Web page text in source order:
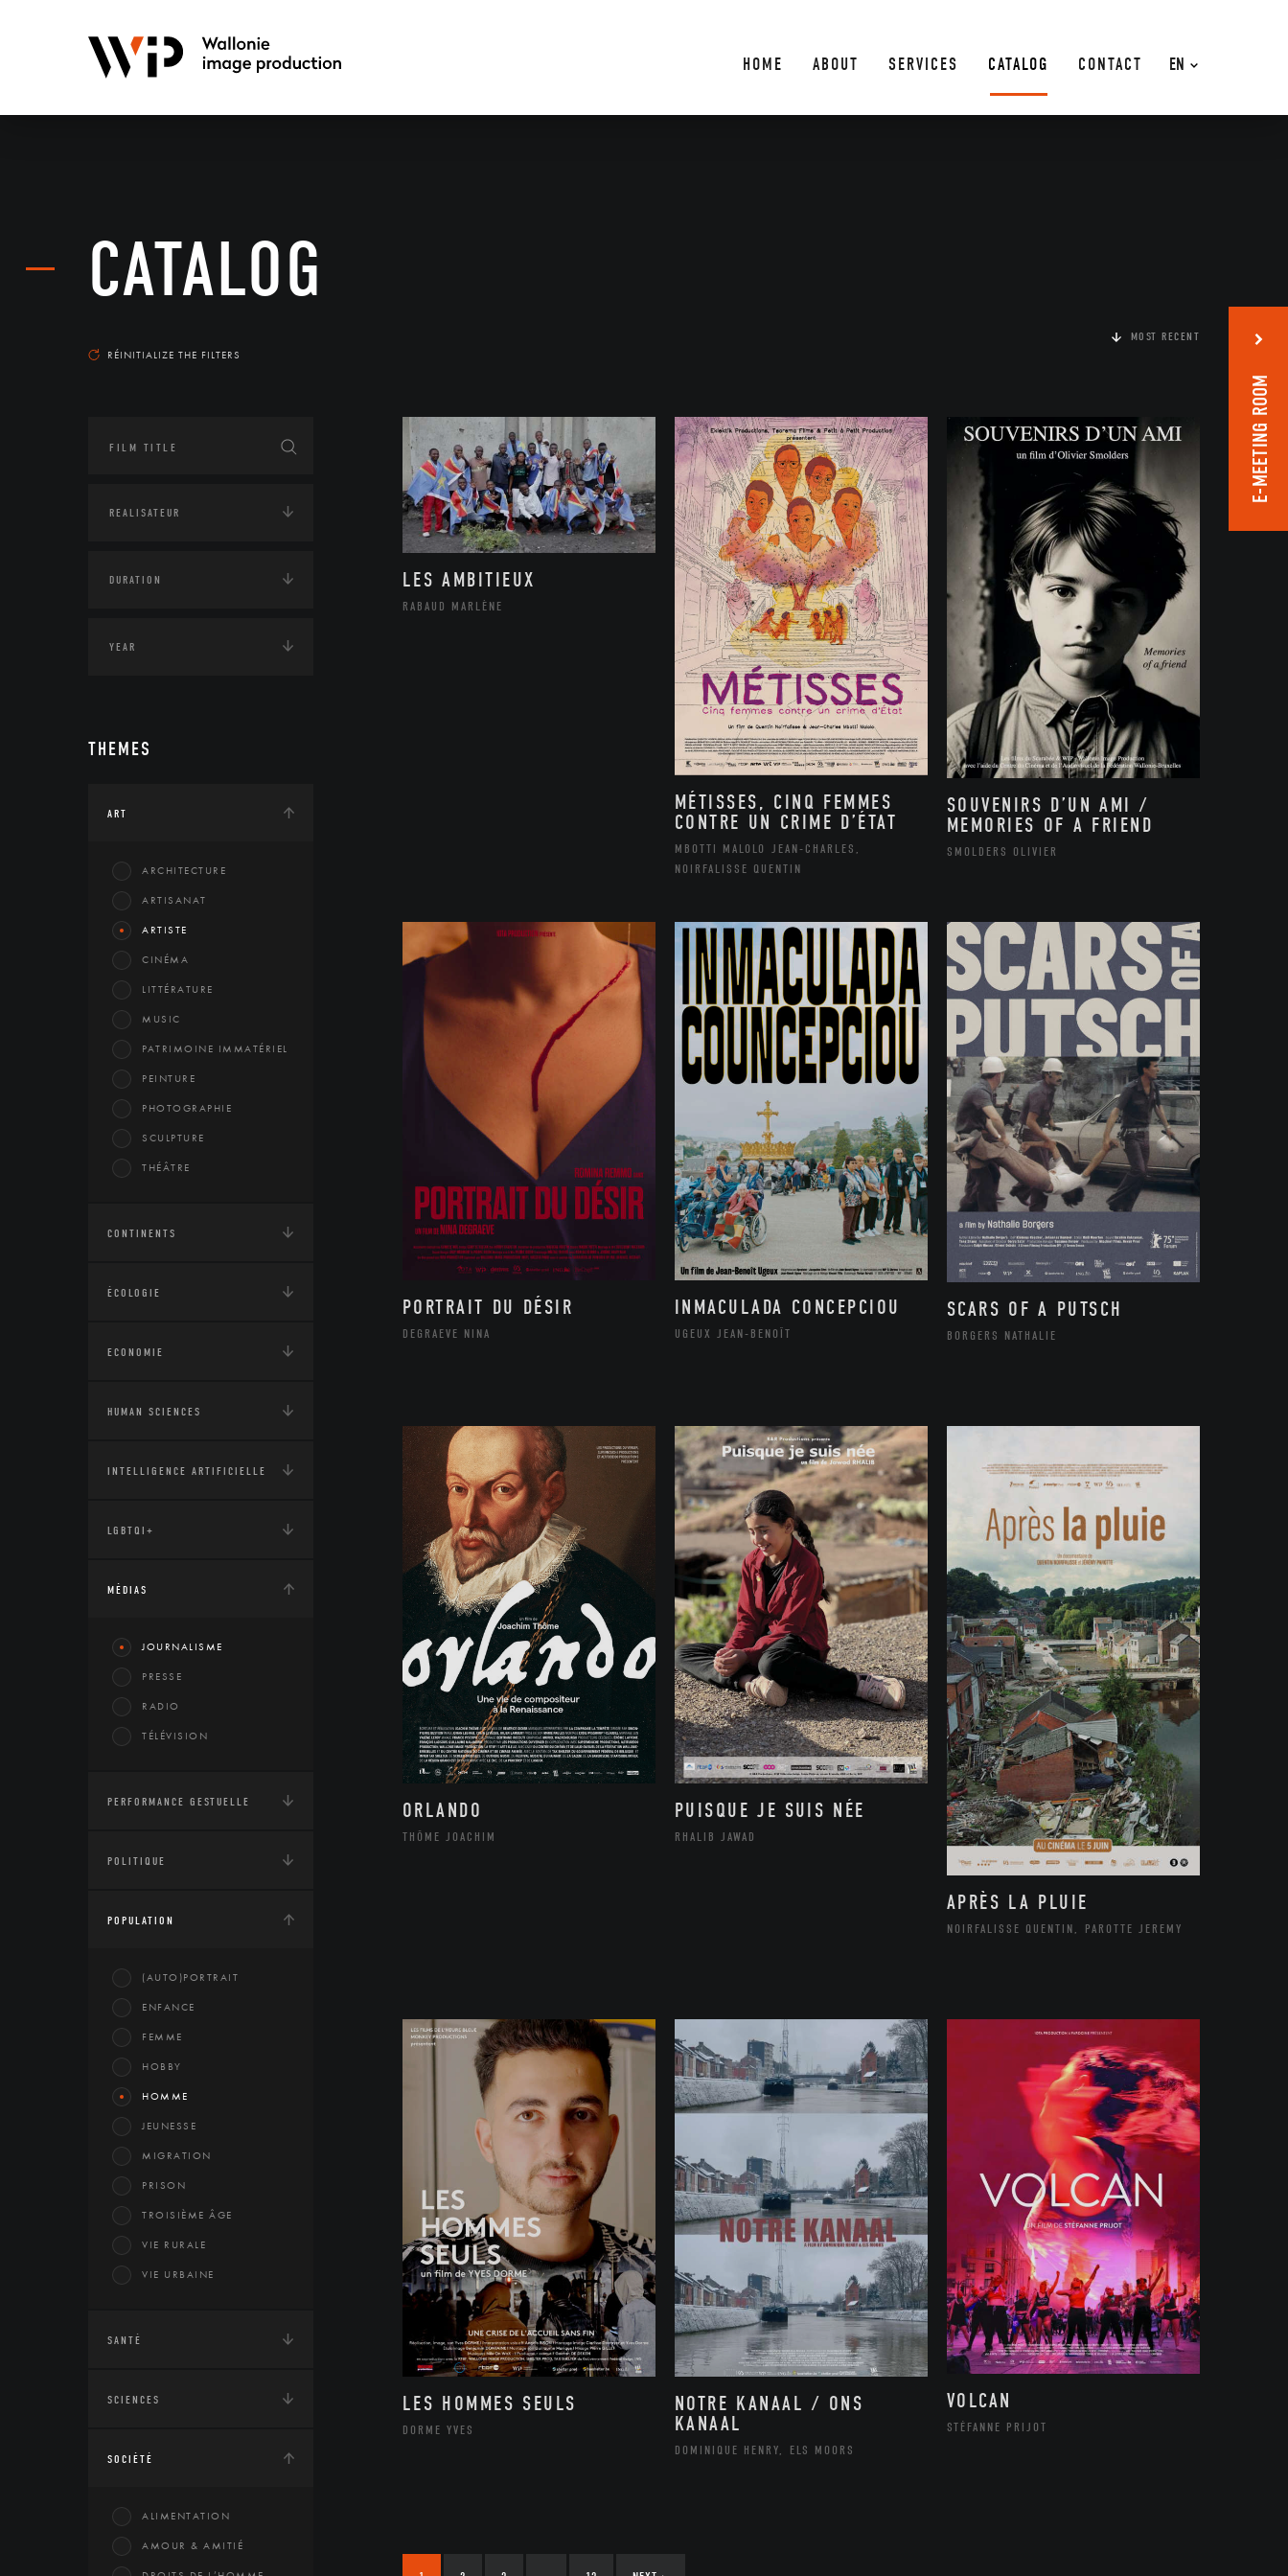
EN
HOME ABOUT SERVICES CATALOG CONTACT
CATALOG
RÉINITIALIZE THE FILTERS
THEMES
ART
ARCHITECTURE
ARTISANAT
ARTISTE
CINÉMA
LITTÉRATURE
MUSIC
PATRIMOINE IMMATÉRIEL
PEINTURE
PHOTOGRAPHIE
SCULPTURE
THÉÂTRE
CONTINENTS
ÉCOLOGIE
ECONOMIE
HUMAN SCIENCES
INTELLIGENCE ARTIFICIELLE
LGBTQI+
MÉDIAS
JOURNALISME
PRESSE
RADIO
TÉLÉVISION
PERFORMANCE GESTUELLE
POLITIQUE
POPULATION
(AUTO)PORTRAIT
ENFANCE
FEMME
HOBBY
HOMME
JEUNESSE
MIGRATION
PRISON
TROISIÈME ÂGE
VIE RURALE
VIE URBAINE
SANTÉ
SCIENCES
SOCIÉTÉ
ALIMENTATION
AMOUR & AMITIÉ
MOST RECENT
LES AMBITIEUX
RABAUD MARLÈNE
MÉTISSES, CINQ FEMMES
CONTRE UN CRIME D’ÉTAT
MBOTTI MALOLO JEAN-CHARLES,
NOIRFALISSE QUENTIN
SOUVENIRS D’UN AMI /
MEMORIES OF A FRIEND
SMOLDERS OLIVIER
PORTRAIT DU DÉSIR
DEGRAEVE NINA
INMACULADA CONCEPCIOU
UGEUX JEAN-BENOÎT
SCARS OF A PUTSCH
BORGERS NATHALIE
ORLANDO
THÔME JOACHIM
PUISQUE JE SUIS NÉE
RHALIB JAWAD
APRÈS LA PLUIE
NOIRFALISSE QUENTIN, PAROTTE JEREMY
LES HOMMES SEULS
DORME YVES
NOTRE KANAAL / ONS
KANAAL
DOMINIQUE HENRY, ELS MOORS
VOLCAN
STÉFANNE PRIJOT
E-MEETING ROOM